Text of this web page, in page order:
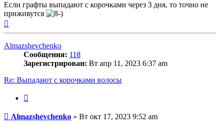
Если графты выпадают с корочками через 3 дня, то точно не
приживутся
Almazshevchenko
Сообщения: 118
Зарегистрирован: Вт апр 11, 2023 6:37 am
Re: Выпадают с корочками волосы
Сообщение
Almazshevchenko » Вт окт 17, 2023 9:52 am